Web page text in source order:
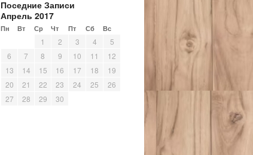
Поседние Записи
Апрель 2017
Пн Вт Ср Чт Пт Сб Вс
1 2 3 4
5
6
7 8 9 10 11
12
13
14 15 16 17 18
19
20
21 22 23 24 25
26
27
28 29 30